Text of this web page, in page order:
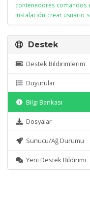
contenedores comandos
instalación crear usuario
Destek
Destek Bildirimlerim
Duyurular
Bilgi Bankası
Dosyalar
Sunucu/Ağ Durumu
Yeni Destek Bildirimi